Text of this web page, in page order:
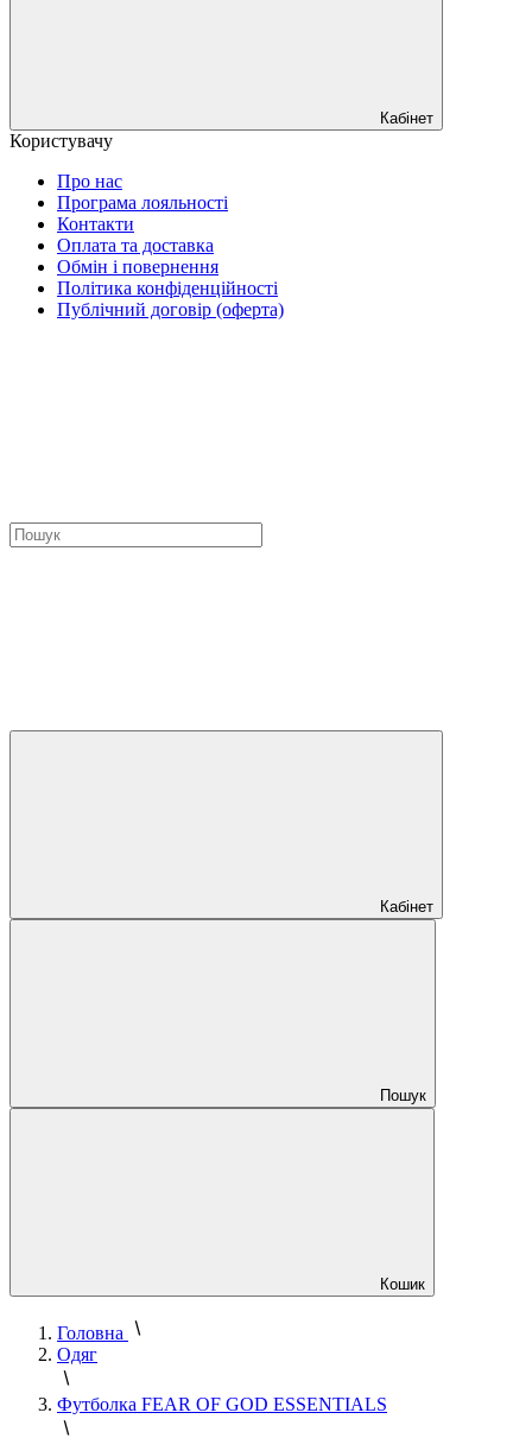
Кабінет
Користувачу
Про нас
Програма лояльності
Контакти
Оплата та доставка
Обмін і повернення
Політика конфіденційності
Публічний договір (оферта)
Кабінет
Пошук
Кошик
Головна
Одяг
Футболка FEAR OF GOD ESSENTIALS